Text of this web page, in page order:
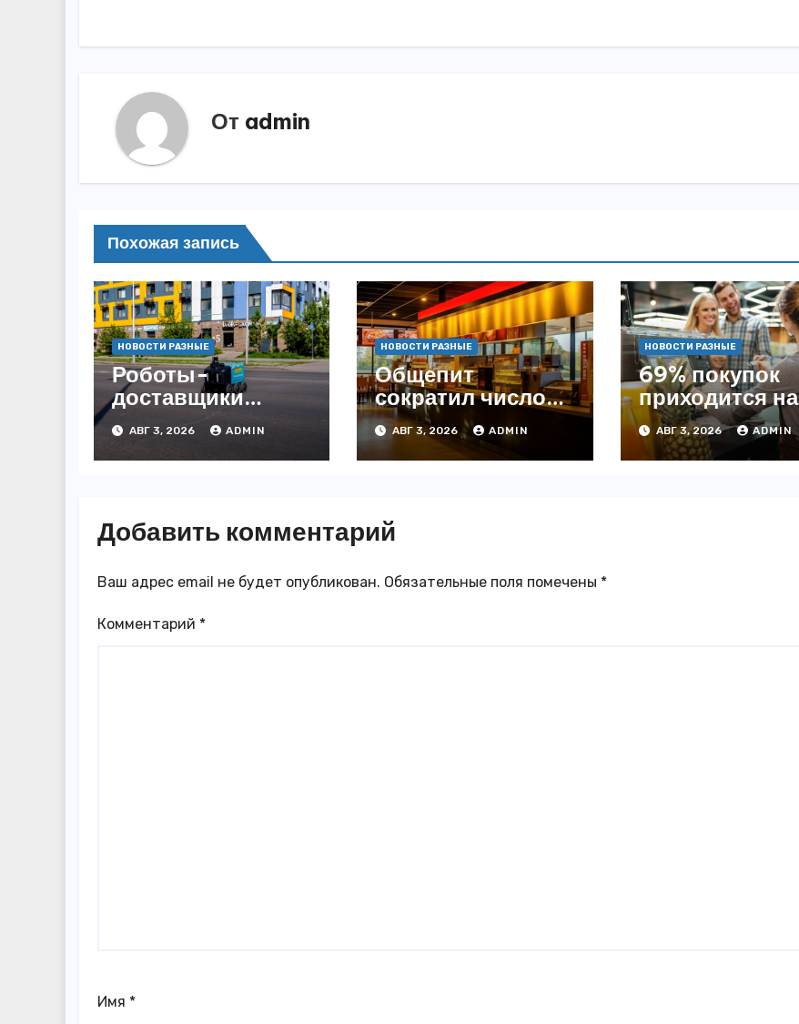
записям
От admin
Похожая запись
НОВОСТИ РАЗНЫЕ
Роботы-
доставщики
«Яндекса»
появились в
Казахстане
АВГ 3, 2026 ADMIN
НОВОСТИ РАЗНЫЕ
Общепит
сократил число
заведений на
3,4% с начала
года — INFOLine
АВГ 3, 2026 ADMIN
НОВОСТИ РАЗНЫЕ
69% покупок
приходится на
офлайн —
аналитика
АВГ 3, 2026 ADMIN
Добавить комментарий
Ваш адрес email не будет опубликован. Обязательные поля помечены *
Комментарий *
Имя *